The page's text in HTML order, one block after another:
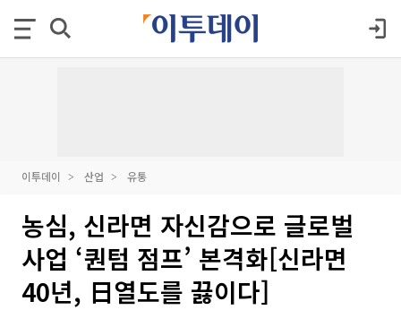
이투데이 산업 유통
농심, 신라면 자신감으로 글로벌
사업 ‘퀀텀 점프’ 본격화[신라면
40년, 日열도를 끓이다]